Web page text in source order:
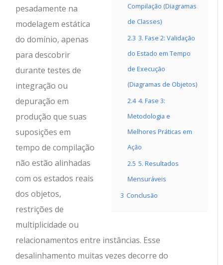
Compilação (Diagramas
de Classes)
2.3 3. Fase 2: Validação
do Estado em Tempo
de Execução
(Diagramas de Objetos)
2.4 4. Fase 3:
Metodologia e
Melhores Práticas em
Ação
2.5 5. Resultados
Mensuráveis
3 Conclusão
pesadamente na
modelagem estática
do domínio, apenas
para descobrir
durante testes de
integração ou
depuração em
produção que suas
suposições em
tempo de compilação
não estão alinhadas
com os estados reais
dos objetos,
restrições de
multiplicidade ou
relacionamentos entre instâncias. Esse
desalinhamento muitas vezes decorre do